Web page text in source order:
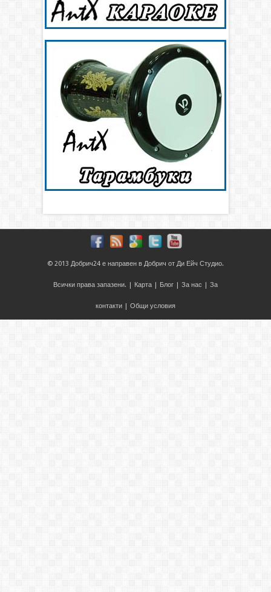
© 2013 Добрич24 е направен в Добрич от Ди Ейч Студио.
Всички права запазени. | Карта | Блог | За нас | За
контакти | Общи условия